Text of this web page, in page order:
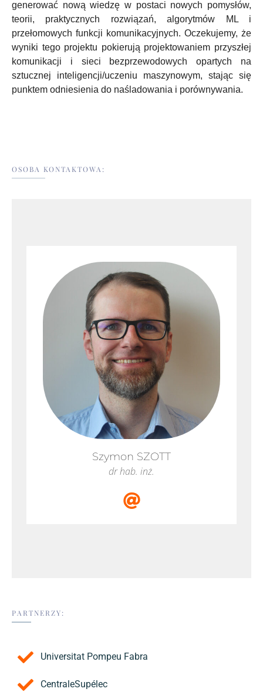
generować nową wiedzę w postaci nowych pomysłów,
teorii, praktycznych rozwiązań, algorytmów ML i
przełomowych funkcji komunikacyjnych. Oczekujemy, że
wyniki tego projektu pokierują projektowaniem przyszłej
komunikacji i sieci bezprzewodowych opartych na
sztucznej inteligencji/uczeniu maszynowym, stając się
punktem odniesienia do naśladowania i porównywania.
OSOBA KONTAKTOWA:
Szymon SZOTT
dr hab. inż.
PARTNERZY:
Universitat Pompeu Fabra
CentraleSupélec